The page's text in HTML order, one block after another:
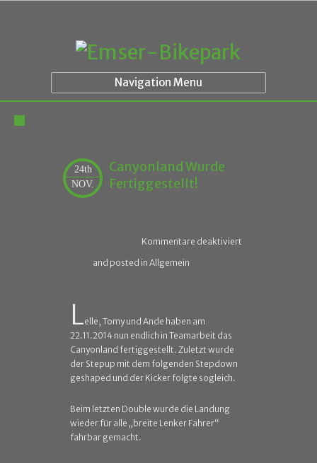
Navigation Menu
24th
NOV.
Canyonland Wurde
Fertiggestellt!
Kommentare deaktiviert
and posted in Allgemein
Lelle, Tomy und Ande haben am
22.11.2014 nun endlich in Teamarbeit das
Canyonland fertiggestellt. Zuletzt wurde
der Stepup mit dem folgenden Stepdown
geshaped und der Kicker folgte sogleich.
Beim letzten Double wurde die Landung
wieder für alle „breite Lenker Fahrer“
fahrbar gemacht.